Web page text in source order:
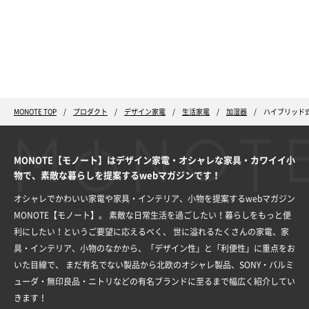
MONOTE TOP プロダクト デザイン家電 生活家電 加湿器 ハイブリッド
MONOTE【モノート】はデザイン家電・オシャレな家具・カワイイ小
物で、素敵な暮らしを提案するwebマガジンです！
オシャレでかわいい家電や家具・インテリア、小物を提案するwebマガジン
MONOTE【モノート】。
素敵な日常生活を過ごしたい！暮らしをもっと便
利にしたい！というご要望に応えるべく、
世に溢れるたくさんの家電、家
具・インテリア、小物のなかから、「デザイン性」と「利便性」に重点をお
いた目線で、
まだ有名でない製品から北欧のオシャレ製品、SONY・バルミ
ューダ・無印良品・ニトリなどの有名ブランドに至るまで幅広く紹介してい
きます！